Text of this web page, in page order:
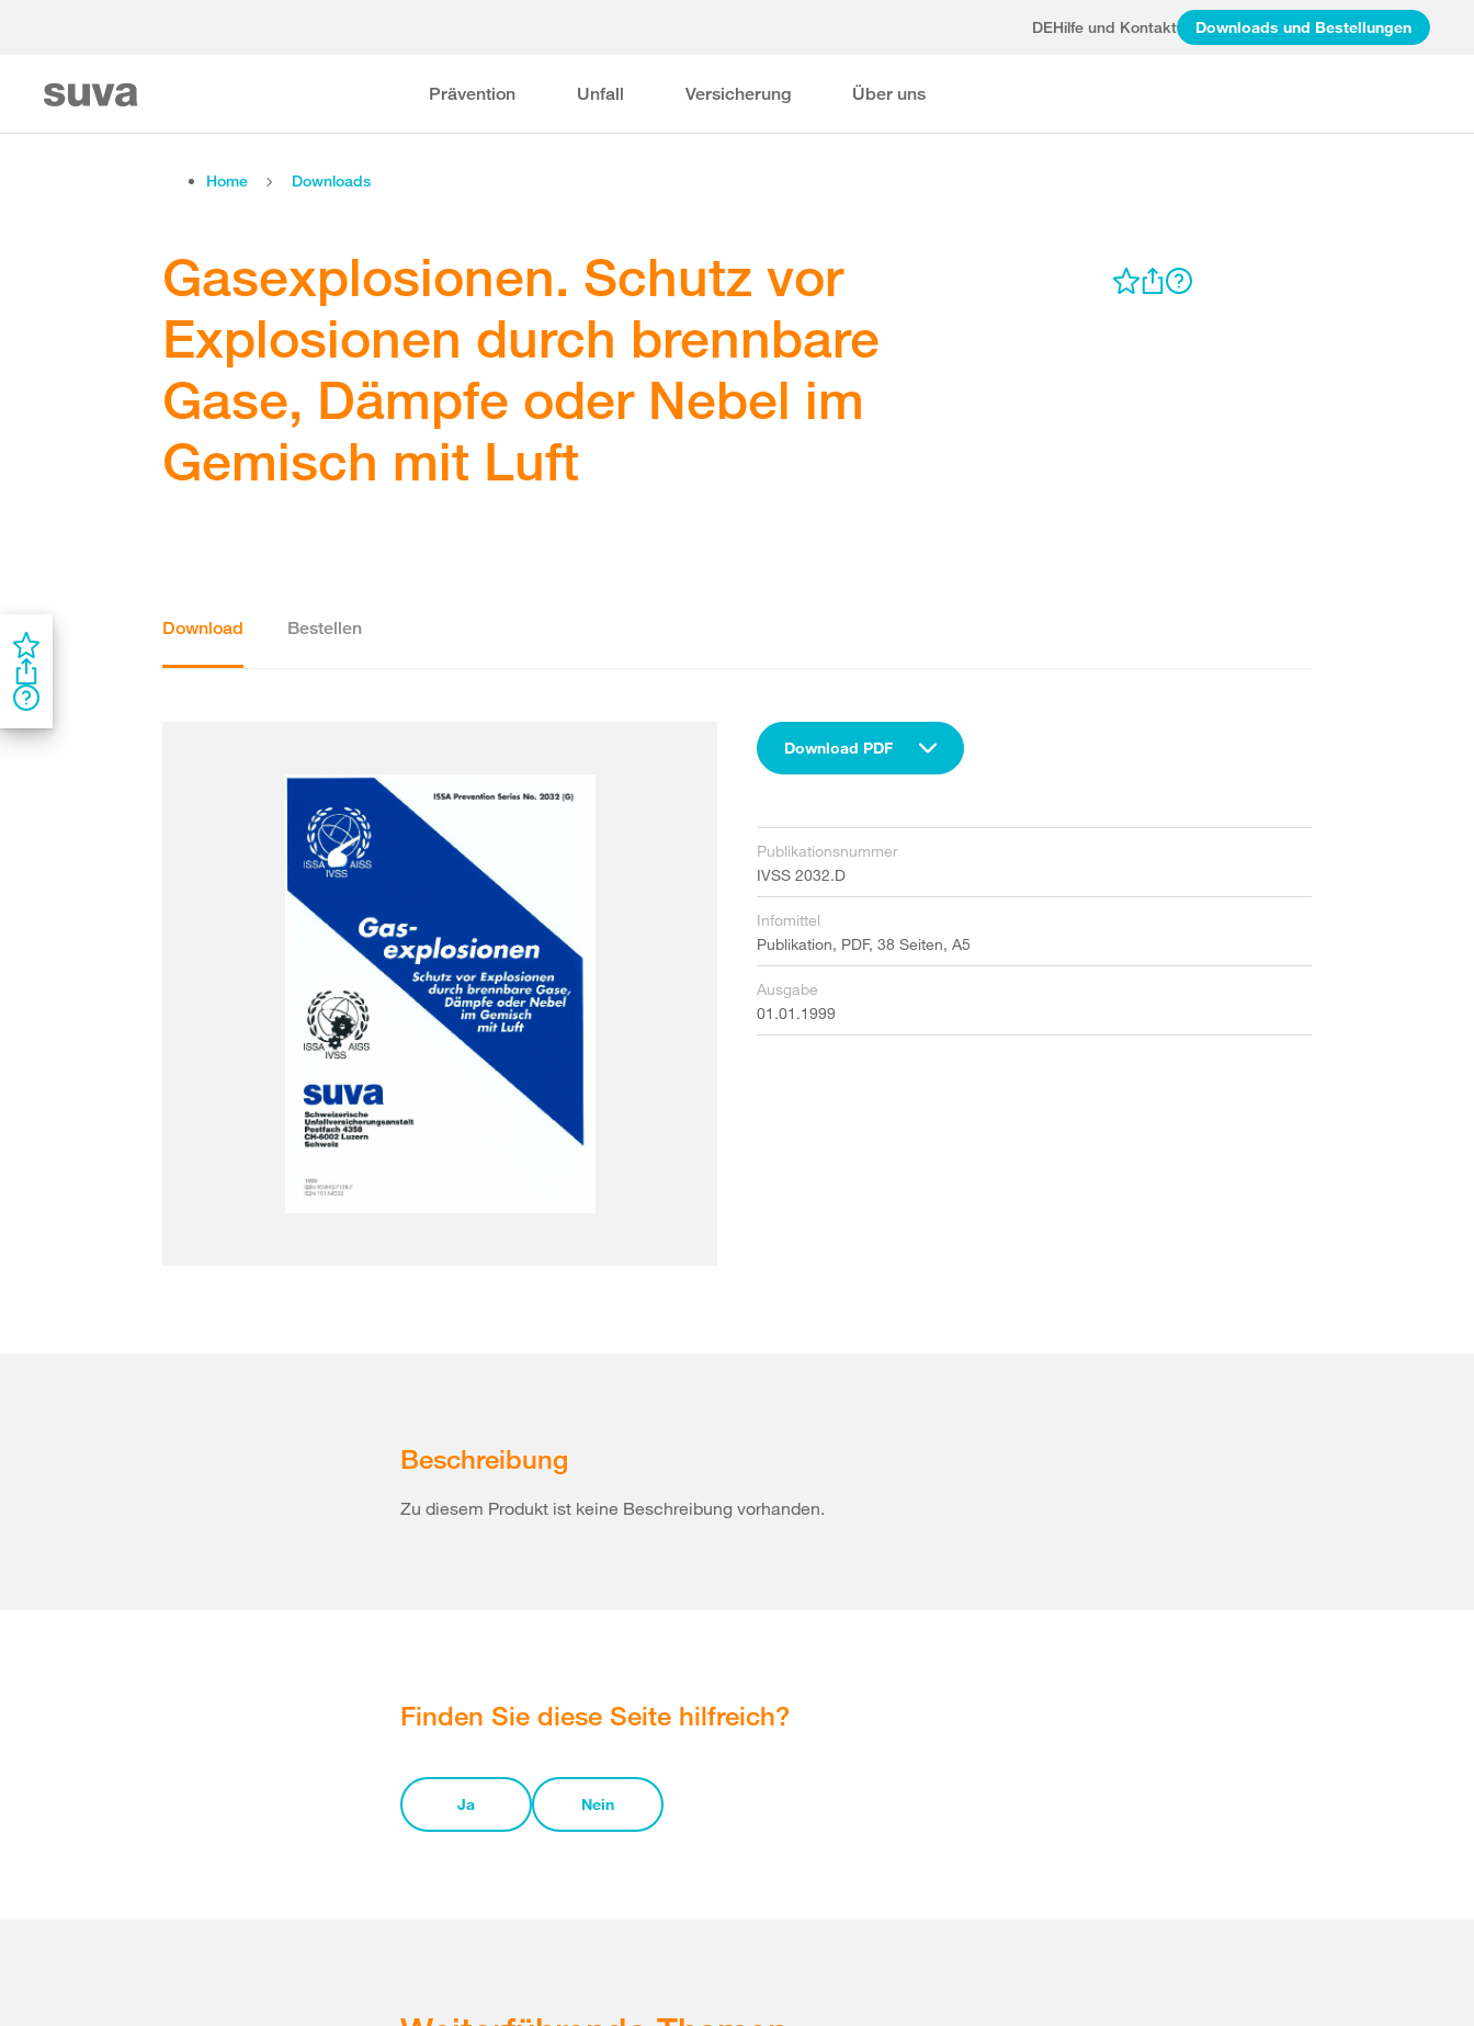
DEHilfe und Kontakt Downloads und Bestellungen
Prävention Unfall Versicherung Über uns
Home Downloads
Gasexplosionen. Schutz vor
Explosionen durch brennbare
Gase, Dämpfe oder Nebel im
Gemisch mit Luft
Download Bestellen
Download PDF
Publikationsnummer
IVSS 2032.D
Infomittel
Publikation, PDF, 38 Seiten, A5
Ausgabe
01.01.1999
Beschreibung
Zu diesem Produkt ist keine Beschreibung vorhanden.
Finden Sie diese Seite hilfreich?
Ja Nein